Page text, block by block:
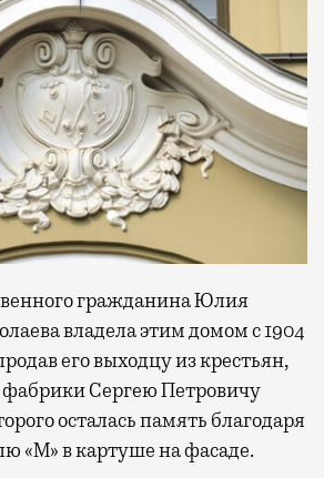
гражданина Юлия
владела этим домом с 1904
его выходцу из крестьян,
фабрики Сергею Петровичу
осталась память благодаря
«М» в картуше на фасаде.